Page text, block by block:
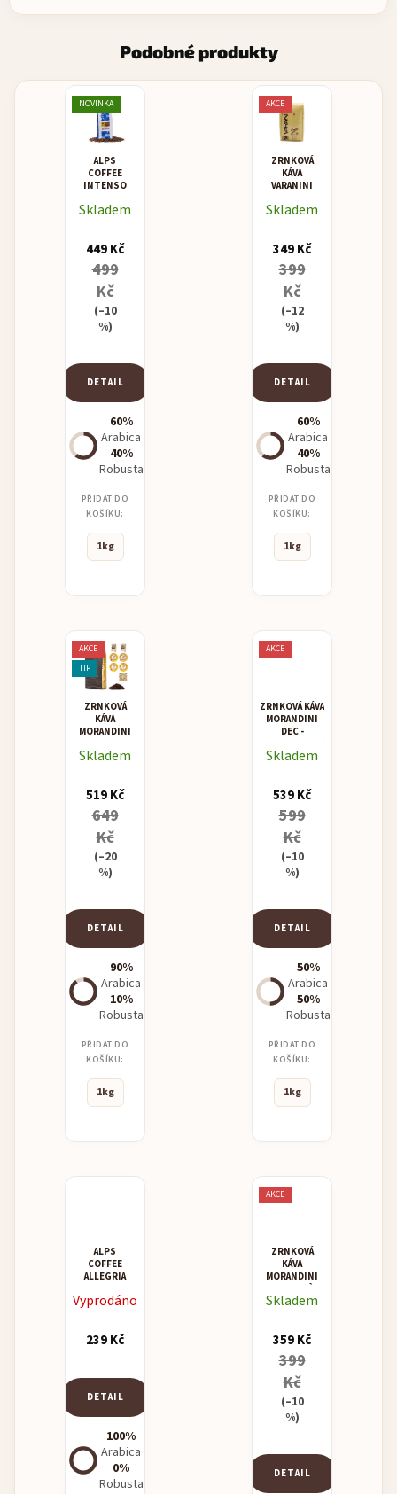
Podobné produkty
NOVINKA
ALPS
COFFEE
INTENSO
Skladem
449 Kč
499
Kč
(–10
%)
DETAIL
60%
Arabica
40%
Robusta
PŘIDAT DO
KOŠÍKU:
1kg
AKCE
ZRNKOVÁ
KÁVA
VARANINI
BLEND
Skladem
349 Kč
399
Kč
(–12
%)
DETAIL
60%
Arabica
40%
Robusta
PŘIDAT DO
KOŠÍKU:
1kg
AKCE
TIP
ZRNKOVÁ
KÁVA
MORANDINI
ORO -
KÁVA
Skladem
519 Kč
649
Kč
(–20
%)
DETAIL
90%
Arabica
10%
Robusta
PŘIDAT DO
KOŠÍKU:
1kg
AKCE
ZRNKOVÁ KÁVA
MORANDINI
DEC -
Skladem
539 Kč
599
Kč
(–10
%)
DETAIL
50%
Arabica
50%
Robusta
PŘIDAT DO
KOŠÍKU:
1kg
ALPS
COFFEE
ALLEGRIA
Vyprodáno
239 Kč
DETAIL
100%
Arabica
0%
Robusta
AKCE
ZRNKOVÁ
KÁVA
MORANDINI
BIOCAFFÈ
Skladem
359 Kč
399
Kč
(–10
%)
DETAIL